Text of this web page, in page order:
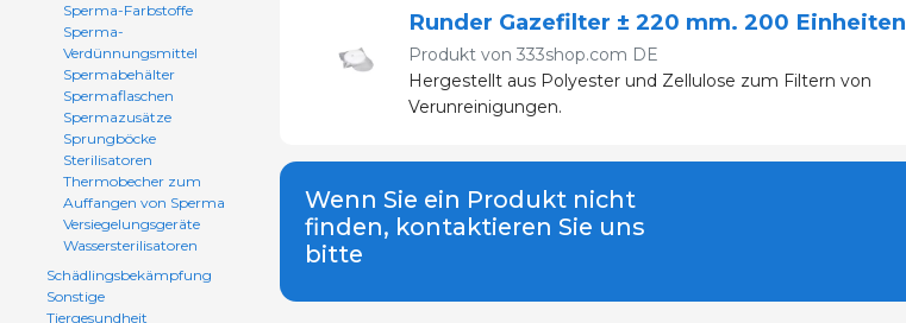
Sperma-Farbstoffe
Sperma-
Verdünnungsmittel
Spermabehälter
Spermaflaschen
Spermazusätze
Sprungböcke
Sterilisatoren
Thermobecher zum
Auffangen von Sperma
Versiegelungsgeräte
Wassersterilisatoren
Schädlingsbekämpfung
Sonstige
Tiergesundheit
Runder Gazefilter ± 220 mm. 200 Einheiten
Produkt von 333shop.com DE
Hergestellt aus Polyester und Zellulose zum Filtern von
Verunreinigungen.
Wenn Sie ein Produkt nicht
finden, kontaktieren Sie uns
bitte